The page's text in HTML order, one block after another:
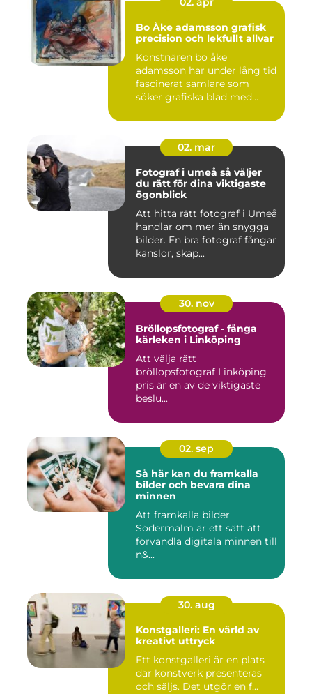
Bo Åke adamsson grafisk
precision och lekfullt allvar
Konstnären bo åke
adamsson har under lång tid
fascinerat samlare som
söker grafiska blad med
02. mar
Fotograf i umeå så väljer
du rätt för dina viktigaste
ögonblick
Att hitta rätt fotograf i Umeå
handlar om mer än snygga
bilder. En bra fotograf fångar
känslor, skap...
30. nov
Bröllopsfotograf - fånga
kärleken i Linköping
Att välja rätt
bröllopsfotograf Linköping
pris är en av de viktigaste
beslu...
02. sep
Så här kan du framkalla
bilder och bevara dina
minnen
Att framkalla bilder
Södermalm är ett sätt att
förvandla digitala minnen till
n&...
30. aug
Konstgalleri: En värld av
kreativt uttryck
Ett konstgalleri är en plats
där konstverk presenteras
och säljs. Det utgör en f...